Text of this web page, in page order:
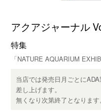
アクアジャーナル
特集
「NATURE AQUARIUM
当店では発売日月ごとに
差し上げます。
無くなり次第終了となります。